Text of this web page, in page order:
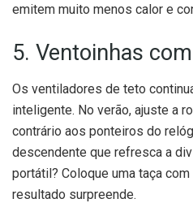
emitem muito menos calor e
5. Ventoinhas
Os ventiladores de teto
inteligente. No verão, ajuste a
contrário aos ponteiros do
descendente que refresca a
portátil? Coloque uma taça
resultado surpreende.